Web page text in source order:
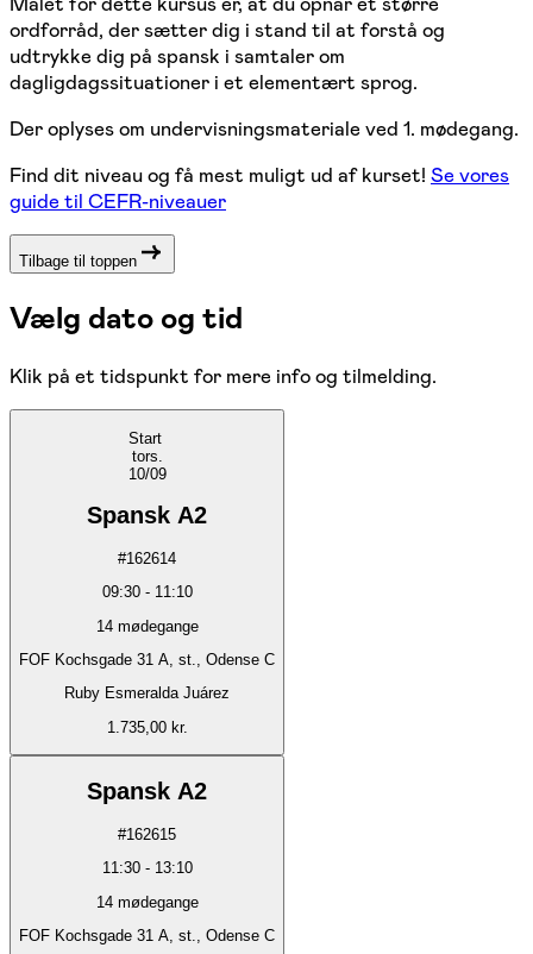
ordforråd, der sætter dig i stand til at forstå og
udtrykke dig på spansk i samtaler om
dagligdagssituationer i et elementært sprog.
Der oplyses om undervisningsmateriale ved 1. mødegang.
Find dit niveau og få mest muligt ud af kurset! Se vores
guide til CEFR-niveauer
Tilbage til toppen
Vælg dato og tid
Klik på et tidspunkt for mere info og tilmelding.
Start
tors.
10/09
Spansk A2
#162614
09:30- 11:10
14 mødegange
FOF Kochsgade 31 A, st., Odense C
Ruby Esmeralda Juárez
1.735,00 kr.
Spansk A2
#162615
11:30- 13:10
14 mødegange
FOF Kochsgade 31 A, st., Odense C